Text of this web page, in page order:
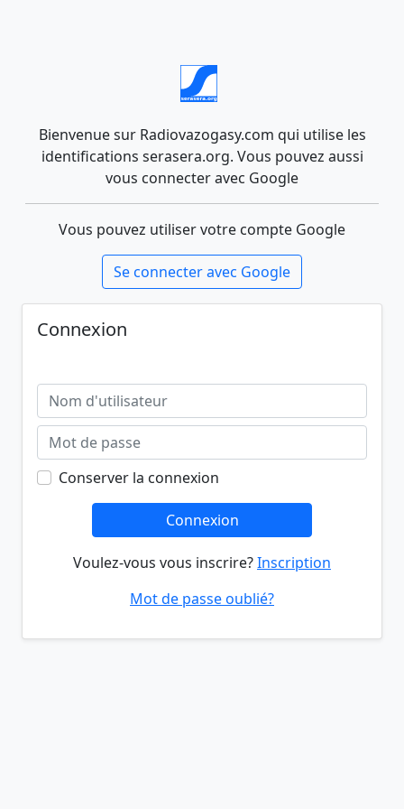
Bienvenue sur Radiovazogasy.com qui utilise les
identifications serasera.org. Vous pouvez aussi
vous connecter avec Google
Vous pouvez utiliser votre compte Google
Se connecter avec Google
Connexion
Conserver la connexion
Connexion
Voulez-vous vous inscrire?Inscription
Mot de passe oublié?